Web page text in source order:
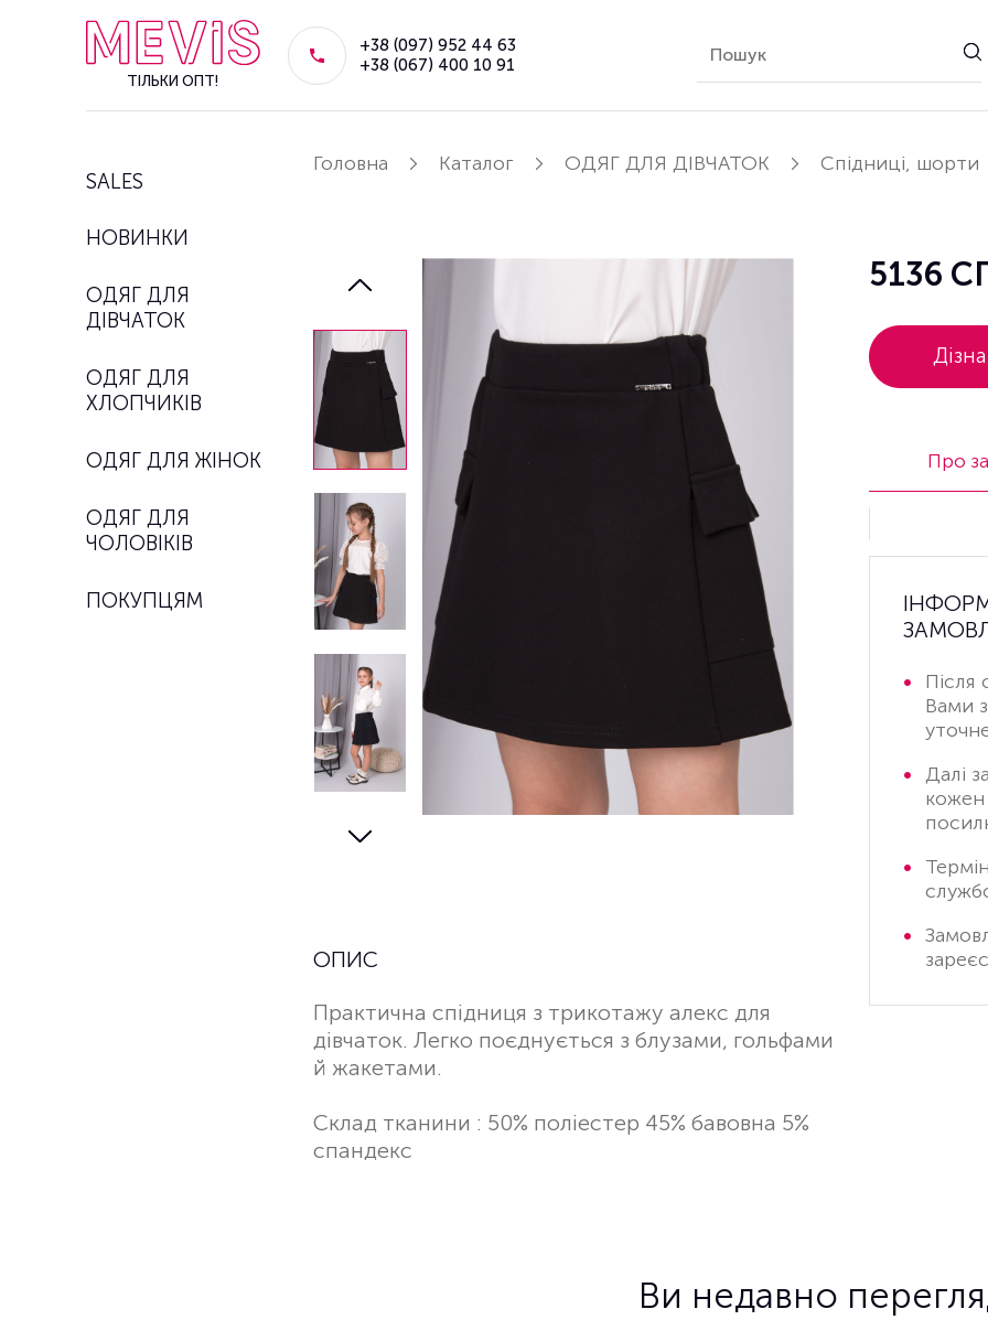
ТІЛЬКИ ОПТ!
+38 (097) 952 44 63
+38 (067) 400 10 91
SALES
НОВИНКИ
ОДЯГ ДЛЯ
ДІВЧАТОК
ОДЯГ ДЛЯ
ХЛОПЧИКІВ
ОДЯГ ДЛЯ ЖІНОК
ОДЯГ ДЛЯ
ЧОЛОВІКІВ
ПОКУПЦЯМ
Головна Каталог ОДЯГ ДЛЯ ДІВЧАТОК Спідниці, шорти
ОПИС
Практична спідниця з трикотажу алекс для
дівчаток. Легко поєднується з блузами, гольфами
й жакетами.
Склад тканини : 50% поліестер 45% бавовна 5%
спандекс
5136
Про
Після
Вами
Далі
кожен
Ви недавно